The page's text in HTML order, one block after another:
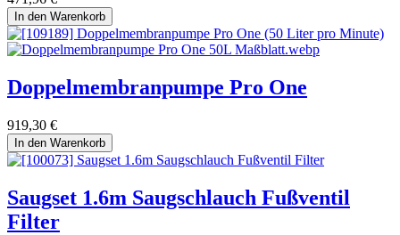
In den Warenkorb
Doppelmembranpumpe Pro One
919,30 €
In den Warenkorb
Saugset 1.6m Saugschlauch Fußventil
Filter